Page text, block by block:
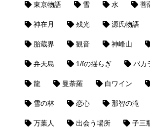
東京物語 雪 水 菩
神在月 残光 源氏物語
胎蔵界 観音 神峰山
弁天島 1/fの揺らぎ バカ
龍 曼荼羅 白ワイン
雪の林 恋心 那智の滝
万葉人 出会う場所 子三